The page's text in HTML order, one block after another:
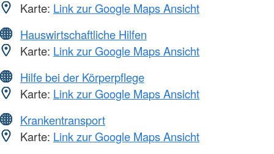
Karte: Link zur Google Maps Ansicht
Hauswirtschaftliche Hilfen
Karte: Link zur Google Maps Ansicht
Hilfe bei der Körperpflege
Karte: Link zur Google Maps Ansicht
Krankentransport
Karte: Link zur Google Maps Ansicht